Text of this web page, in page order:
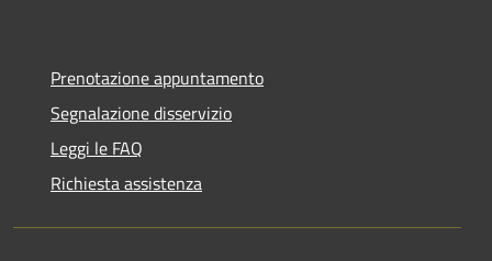
Prenotazione appuntamento
Segnalazione disservizio
Leggi le FAQ
Richiesta assistenza